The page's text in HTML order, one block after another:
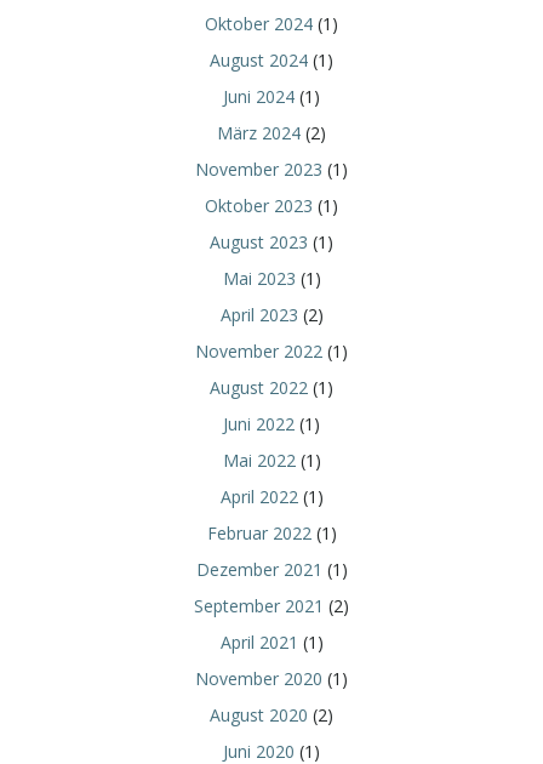
Oktober 2024 (1)
August 2024 (1)
Juni 2024 (1)
März 2024 (2)
November 2023 (1)
Oktober 2023 (1)
August 2023 (1)
Mai 2023 (1)
April 2023 (2)
November 2022 (1)
August 2022 (1)
Juni 2022 (1)
Mai 2022(1)
April 2022(1)
Februar 2022(1)
Dezember 2021 (1)
September 2021 (2)
April 2021 (1)
November 2020 (1)
August 2020 (2)
Juni 2020 (1)